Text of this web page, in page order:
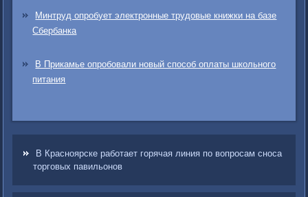
Минтруд опробует электронные трудовые книжки на базе
Сбербанка
В Прикамье опробовали новый способ оплаты школьного
питания
В Красноярске работает горячая линия по вопросам сноса
торговых павильонов